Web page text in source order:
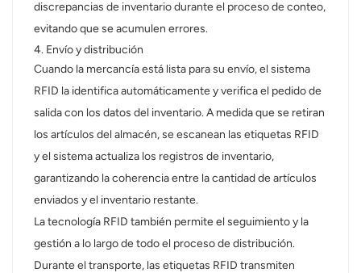
discrepancias de inventario durante el proceso de conteo,
evitando que se acumulen errores.
4. Envío y distribución
Cuando la mercancía está lista para su envío, el sistema
RFID la identifica automáticamente y verifica el pedido de
salida con los datos del inventario. A medida que se retiran
los artículos del almacén, se escanean las etiquetas RFID
y el sistema actualiza los registros de inventario,
garantizando la coherencia entre la cantidad de artículos
enviados y el inventario restante.
La tecnología RFID también permite el seguimiento y la
gestión a lo largo de todo el proceso de distribución.
Durante el transporte, las etiquetas RFID transmiten